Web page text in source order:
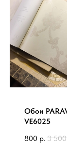
Обои
VE6025
800 р. 3 500